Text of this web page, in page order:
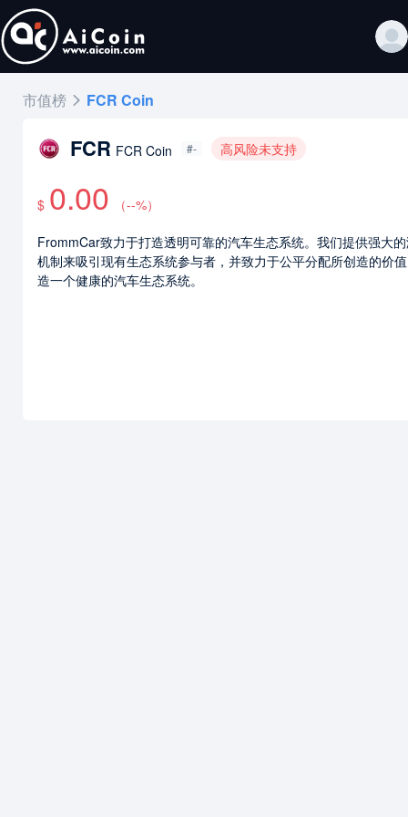
市值榜 FCR Coin
FCR FCR Coin #- 高风险未支持
$ 0.00 （--%）
FrommCar致力于打造透明可靠的汽车生态系统。我们提供强大
机制来吸引现有生态系统参与者，并致力于公平分配所创造的价
造一个健康的汽车生态系统。